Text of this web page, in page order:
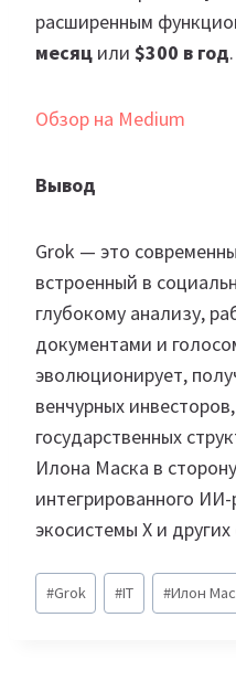
расширенным
месяц или $300 в год.
Обзор на Medium
Вывод
Grok — это
встроенный в
глубокому анализу,
документами и
эволюционирует,
венчурных
государственных
Илона Маска в
интегрированного
экосистемы X и
Метки
записи:
#Grok #IT #Илон